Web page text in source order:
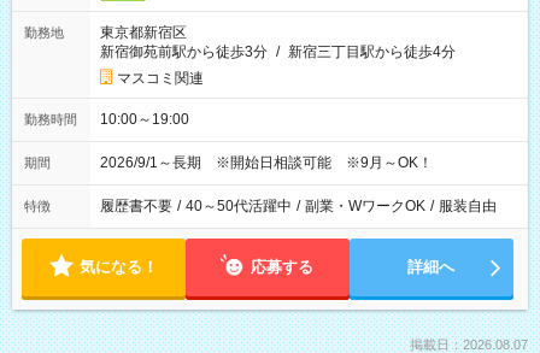
勤務地
東京都新宿区
新宿御苑前駅から徒歩3分 / 新宿三丁目駅から徒歩4分
マスコミ関連
勤務時間 10:00～19:00
期間 2026/9/1～長期 ※開始日相談可能 ※9月～OK！
特徴 履歴書不要 / 40～50代活躍中 / 副業・WワークOK / 服装自由
気になる！ 応募する 詳細へ
掲載日：2026.08.07